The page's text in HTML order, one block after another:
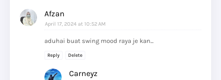
Afzan
April 17, 2024 at 10:52 AM
aduhai buat swing mood raya je kan...
Reply Delete
Carneyz